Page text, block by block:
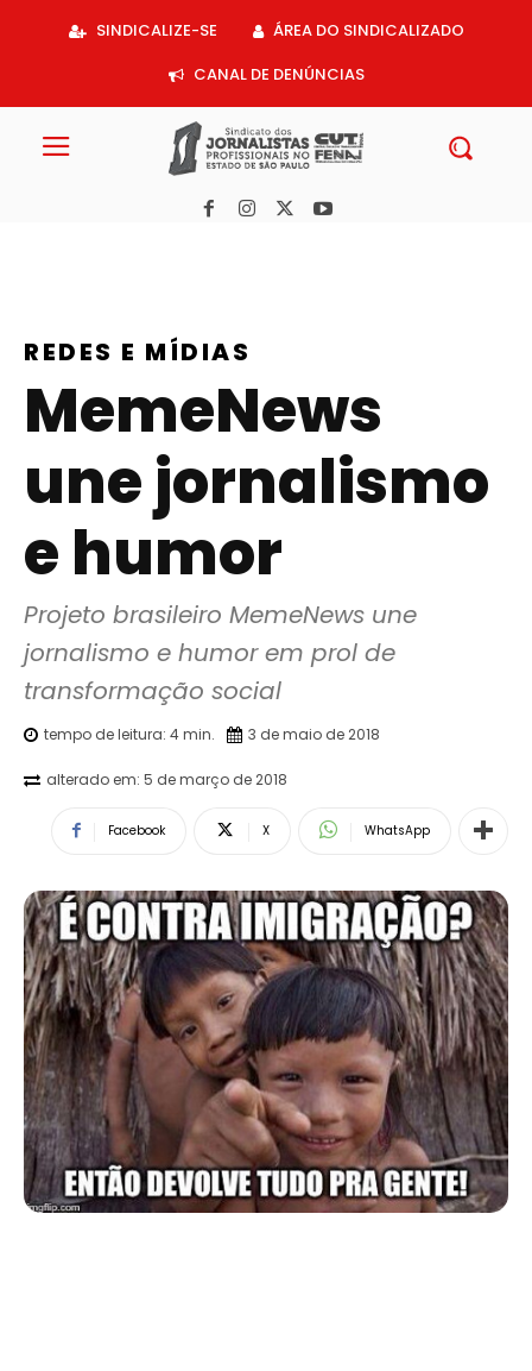
SINDICALIZE-SE
ÁREA DO SINDICALIZADO
CANAL DE DENÚNCIAS
REDES E MÍDIAS
MemeNews
une jornalismo
e humor
Projeto brasileiro MemeNews une
jornalismo e humor em prol de
transformação social
tempo de leitura: 4min. 3 de maio de 2018
alterado em: 5 de março de 2018
Facebook X WhatsApp